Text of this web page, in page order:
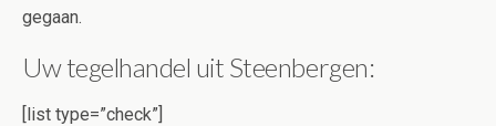
gegaan.
Uw tegelhandel uit Steenbergen:
[list type=”check”]